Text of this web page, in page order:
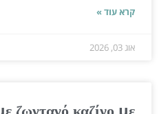
קרא עוד »
אוג 03, 2026